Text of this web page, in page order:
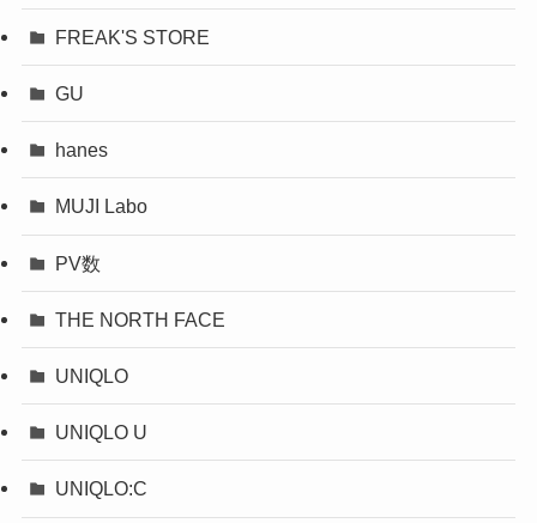
FREAK'S STORE
GU
hanes
MUJI Labo
PV数
THE NORTH FACE
UNIQLO
UNIQLO U
UNIQLO:C